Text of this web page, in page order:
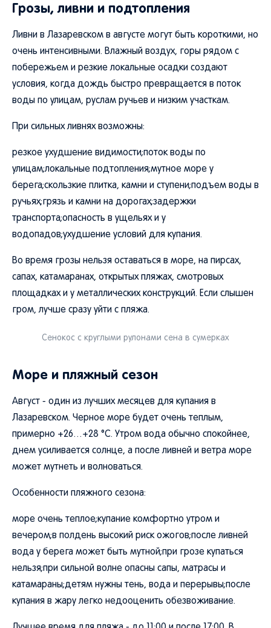
Грозы, ливни и подтопления
Ливни в Лазаревском в августе могут быть короткими, но
очень интенсивными. Влажный воздух, горы рядом с
побережьем и резкие локальные осадки создают
условия, когда дождь быстро превращается в поток
воды по улицам, руслам ручьев и низким участкам.
При сильных ливнях возможны:
резкое ухудшение видимости;поток воды по
улицам;локальные подтопления;мутное море у
берега;скользкие плитка, камни и ступени;подъем воды в
ручьях;грязь и камни на дорогах;задержки
транспорта;опасность в ущельях и у
водопадов;ухудшение условий для купания.
Во время грозы нельзя оставаться в море, на пирсах,
сапах, катамаранах, открытых пляжах, смотровых
площадках и у металлических конструкций. Если слышен
гром, лучше сразу уйти с пляжа.
Сенокос с круглыми рулонами сена в сумерках
Море и пляжный сезон
Август - один из лучших месяцев для купания в
Лазаревском. Черное море будет очень теплым,
примерно +26…+28 °C. Утром вода обычно спокойнее,
днем усиливается солнце, а после ливней и ветра море
может мутнеть и волноваться.
Особенности пляжного сезона:
море очень теплое;купание комфортно утром и
вечером;в полдень высокий риск ожогов;после ливней
вода у берега может быть мутной;при грозе купаться
нельзя;при сильной волне опасны сапы, матрасы и
катамараны;детям нужны тень, вода и перерывы;после
купания в жару легко недооценить обезвоживание.